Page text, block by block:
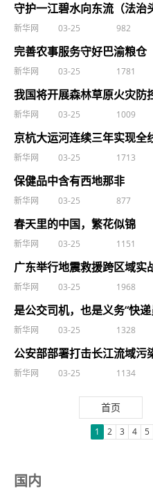
守护一江碧水向东流（法治
新华网 03-25 982
完善农事服务守好巴渝粮仓
新华网 03-25 1781
我国将开展森林草原火灾防
新华网 03-25 1009
京杭大运河连续三年实现全
新华网 03-25 1713
保健品中含有西地那非
新华网 03-25 877
春天里的中国，繁花似锦
新华网 03-25 1151
广东举行地震救援跨区域实
新华网 03-25 1968
是公交司机，也是义务“快递
新华网 03-25 1328
公安部部署打击长江流域污
新华网 03-25 1134
1
首页
2 3 4 5
国内